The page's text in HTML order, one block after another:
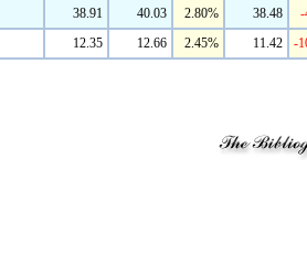
38.91 40.03 2.80% 38.48
-
12.35 12.66 2.45% 11.42 -